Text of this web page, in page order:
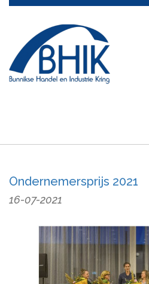
Ondernemersprijs 2021
16-07-2021